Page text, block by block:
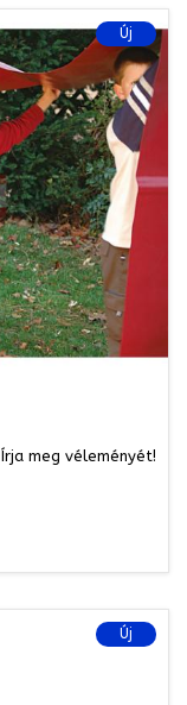
Új
Írja meg véleményét!
Új